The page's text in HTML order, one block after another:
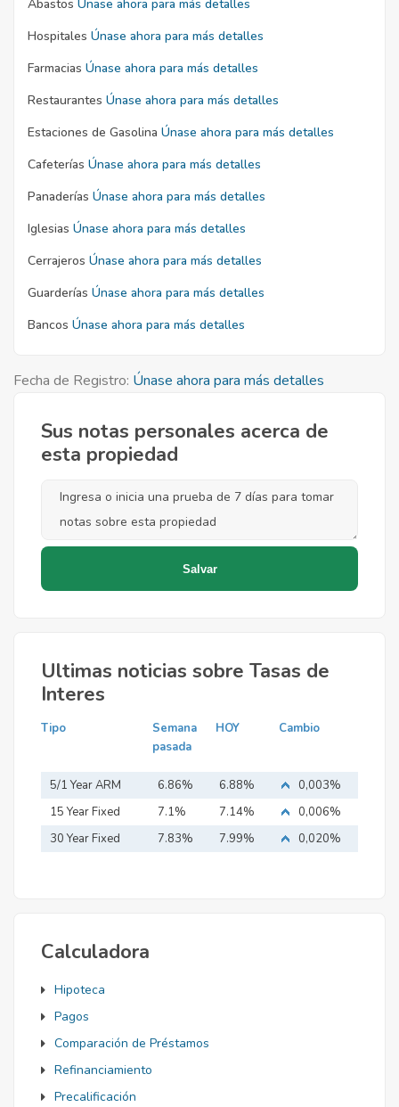
Abastos Únase ahora para más detalles
Hospitales Únase ahora para más detalles
Farmacias Únase ahora para más detalles
Restaurantes Únase ahora para más detalles
Estaciones de Gasolina Únase ahora para más detalles
Cafeterías Únase ahora para más detalles
Panaderías Únase ahora para más detalles
Iglesias Únase ahora para más detalles
Cerrajeros Únase ahora para más detalles
Guarderías Únase ahora para más detalles
Bancos Únase ahora para más detalles
Fecha de Registro: Únase ahora para más detalles
Sus notas personales acerca de
esta propiedad
Ultimas noticias sobre Tasas de
Interes
Tipo
Semana
pasada
HOY Cambio
5/1 Year ARM 6.86% 6.88%
0,003%
15 Year Fixed
Mortgage
7.1% 7.14%
0,006%
30 Year Fixed
7.83% 7.99% 0,020%
Calculadora
Hipoteca
Pagos
Comparación de Préstamos
Refinanciamiento
Precalificación